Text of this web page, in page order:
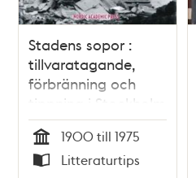
Stadens sopor :
tillvaratagande,
förbränning och
tippning i Stockholm
1900-1975 / Ylva S.
Sjöstrand
Tid
1900 till 1975
Litteraturtips